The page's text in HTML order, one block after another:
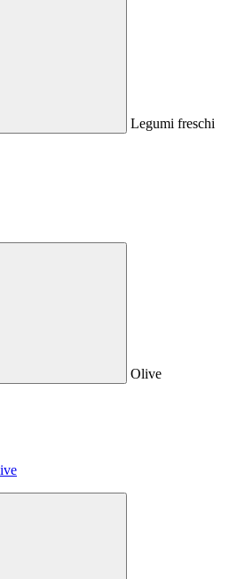
Legumi freschi
Olive